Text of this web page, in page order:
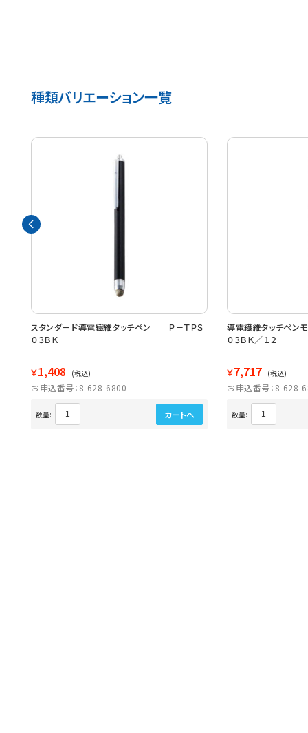
種類バリエーション一覧
スタンダード導電繊維タッチペン Ｐ－ＴＰＳ
０３ＢＫ
￥1,408 (税込)
お申込番号：8-628-6800
数量: カートへ
導電繊維タッチペンモ
０３ＢＫ／１２
￥7,717 (税込)
お申込番号：8-628-
数量: